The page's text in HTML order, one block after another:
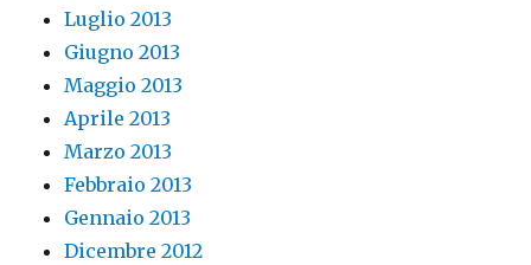
Luglio 2013
Giugno 2013
Maggio 2013
Aprile 2013
Marzo 2013
Febbraio 2013
Gennaio 2013
Dicembre 2012